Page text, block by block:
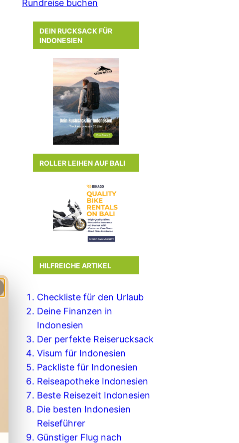
Rundreise buchen
DEIN RUCKSACK FÜR
INDONESIEN
ROLLER LEIHEN AUF BALI
HILFREICHE ARTIKEL
Checkliste für den Urlaub
Deine Finanzen in
Indonesien
Der perfekte Reiserucksack
Visum für Indonesien
Packliste für Indonesien
Reiseapotheke Indonesien
Beste Reisezeit Indonesien
Die besten Indonesien
Reiseführer
Günstiger Flug nach